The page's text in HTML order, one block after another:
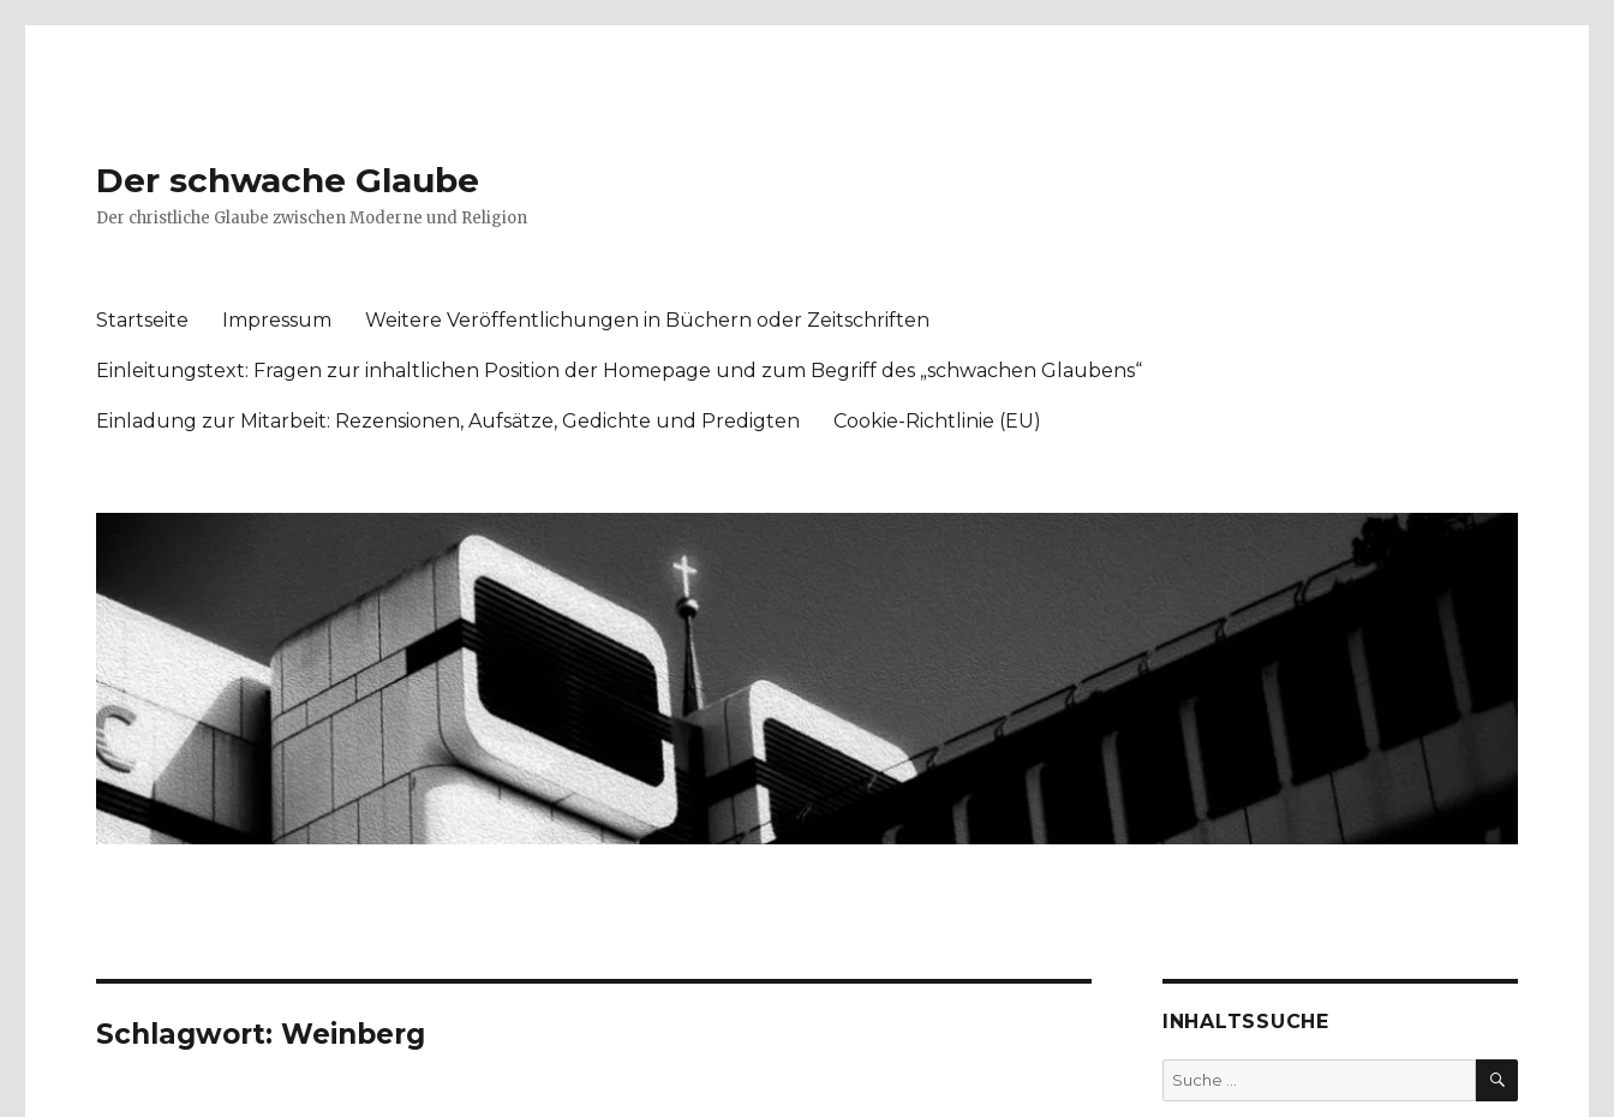
Der schwache Glaube
Der christliche Glaube zwischen Moderne und Religion
Startseite Impressum Weitere Veröffentlichungen in Büchern oder Zeitschriften
Einleitungstext: Fragen zur inhaltlichen Position der Homepage und zum Begriff des „schwachen Glaubens“
Einladung zur Mitarbeit: Rezensionen, Aufsätze, Gedichte und Predigten Cookie-Richtlinie (EU)
Schlagwort:Weinberg INHALTSSUCHE
Suche
nach:
SUCHEN